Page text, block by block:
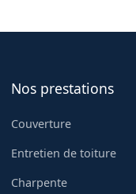
Nos prestations
Couverture
Entretien de toiture
Charpente